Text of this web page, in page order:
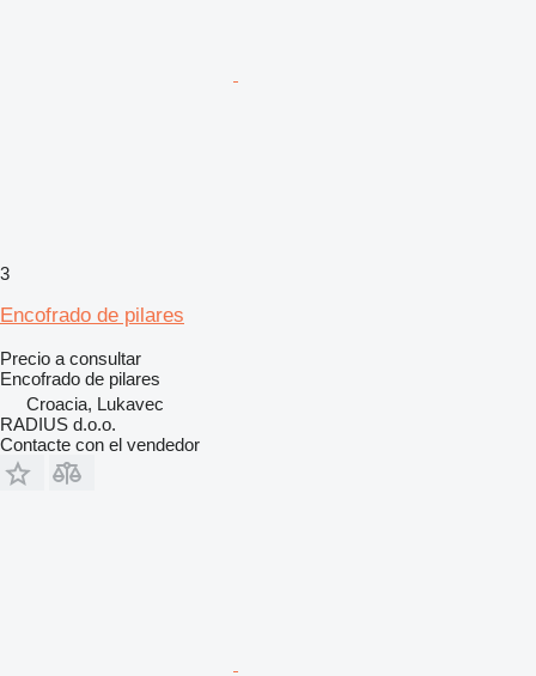
3
Encofrado de pilares
Precio a consultar
Encofrado de pilares
Croacia, Lukavec
RADIUS d.o.o.
Contacte con el vendedor